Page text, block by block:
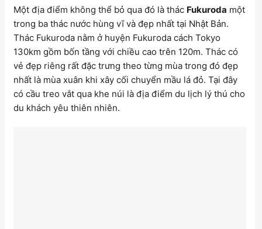
Một địa điểm không thể bỏ qua đó là thác Fukuroda một
trong ba thác nước hùng vĩ và đẹp nhất tại Nhật Bản.
Thác Fukuroda nằm ở huyện Fukuroda cách Tokyo
130km gồm bốn tầng với chiều cao trên 120m. Thác có
vẻ đẹp riêng rất đặc trưng theo từng mùa trong đó đẹp
nhất là mùa xuân khi xây cối chuyển mầu lá đỏ. Tại đây
có cầu treo vắt qua khe núi là địa điểm du lịch lý thú cho
du khách yêu thiên nhiên.